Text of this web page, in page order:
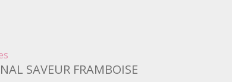
SAVEUR FRAMBOISE